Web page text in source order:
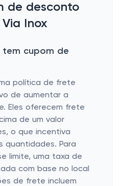
de desconto
Inox
tem cupom de
política de frete
de aumentar a
Eles oferecem frete
de um valor
o que incentiva
quantidades. Para
limite, uma taxa de
com base no local
de frete incluem